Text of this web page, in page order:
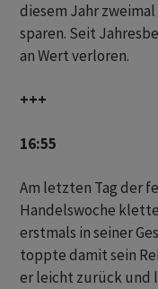
diesem Jahr
sparen. Seit
an ​Wert verloren.
+++
16:55
Am letzten Tag der
Handelswoche
erstmals in seiner
toppte damit sein
er leicht zurück und